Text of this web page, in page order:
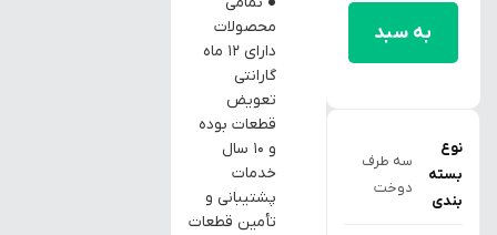
به سبد
نوع
بسته
بندی
سه طرف
دوخت
محصولات
دارای ۱۲ ماه
گارانتی
تعویض
قطعات بوده
و ۱۰ سال
خدمات
پشتیبانی و
تأمین قطعات